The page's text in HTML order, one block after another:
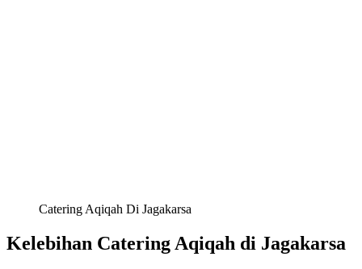
Catering Aqiqah Di Jagakarsa
Kelebihan Catering Aqiqah di Jagakarsa